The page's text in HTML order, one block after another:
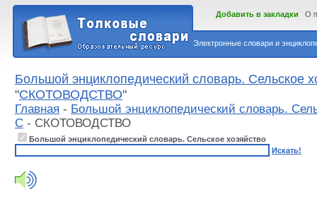
Электронные словари и
Добавить в закладки О
Большой энциклопедический словарь. Сельское
"СКОТОВОДСТВО"
Главная - Большой энциклопедический словарь.
С - СКОТОВОДСТВО
Большой энциклопедический словарь. Сельское хозяйство
Искать!